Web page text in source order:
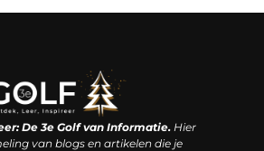
De 3e Golf van Informatie.Hier
van blogs en artikelen die je